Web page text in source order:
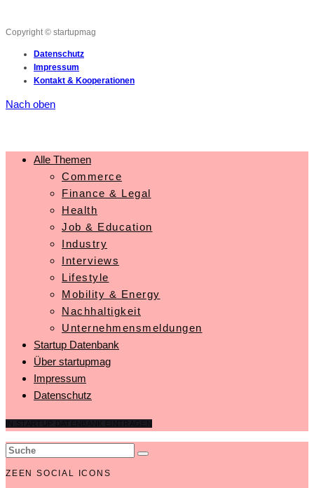
Copyright © startupmag
Datenschutz
Impressum
Kontakt & Kooperationen
Nach oben
Alle Themen
Commerce
Finance & Legal
Health
Job & Education
Industry
Interviews
Lifestyle
Mobility & Energy
Nachhaltigkeit
Unternehmensmeldungen
Startup Datenbank
Über startupmag
Impressum
Datenschutz
ZEEN SOCIAL ICONS